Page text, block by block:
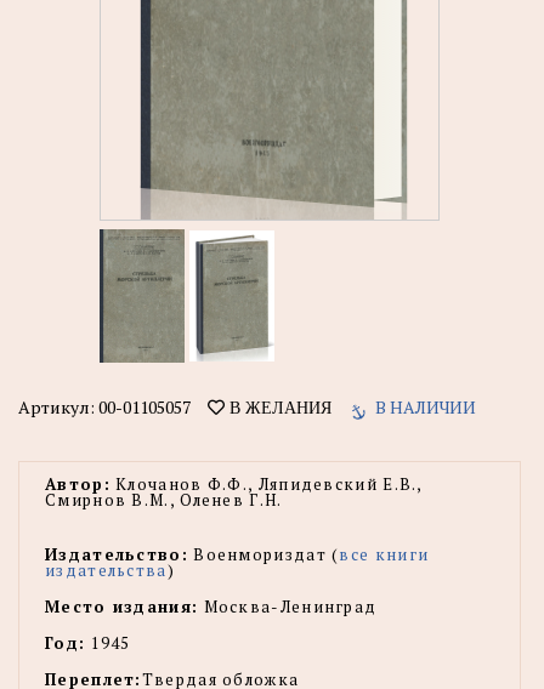
Артикул: 00-01105057 В ЖЕЛАНИЯ В НАЛИЧИИ
Автор: Клочанов Ф.Ф., Ляпидевский Е.В.,
Смирнов В.М., Оленев Г.Н.
Издательство: Военмориздат (все книги
издательства)
Место издания: Москва-Ленинград
Год: 1945
Переплет:Твердая обложка